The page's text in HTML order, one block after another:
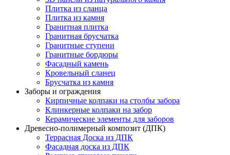
Плитка из сланца
Плитка из камня
Гранитная плитка
Гранитная брусчатка
Гранитные ступени
Гранитные бордюры
Фасадный камень
Кровельный сланец
Брусчатка из камня
Заборы и ограждения
Кирпичные колпаки на столбы забора
Клинкерные колпаки на забор
Керамические элементы для заборов
Древесно-полимерный композит (ДПК)
Террасная Доска из ДПК
Фасадная доска из ДПК